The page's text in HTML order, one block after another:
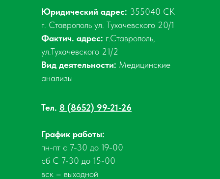
Юридический адрес: 355040 СК
г. Ставрополь ул. Тухачевского 20/1
Фактич. адрес: г.Ставрополь,
ул.Тухачевского 21/2
Вид деятельности: Медицинские
анализы
Тел. 8 (8652) 99-21-26
График работы:
пн-пт с 7-30 до 19-00
сб С 7-30 до 15-00
вск – выходной